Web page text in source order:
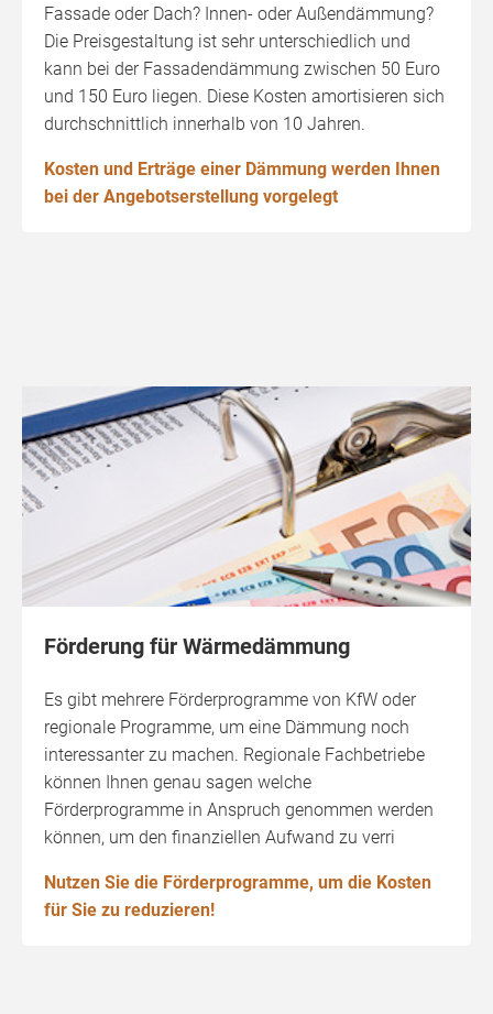
Fassade oder Dach? Innen- oder Außendämmung?
Die Preisgestaltung ist sehr unterschiedlich und
kann bei der Fassadendämmung zwischen 50 Euro
und 150 Euro liegen. Diese Kosten amortisieren sich
durchschnittlich innerhalb von 10 Jahren.
Kosten und Erträge einer Dämmung werden Ihnen
bei der Angebotserstellung vorgelegt
Förderung für Wärmedämmung
Es gibt mehrere Förderprogramme von KfW oder
regionale Programme, um eine Dämmung noch
interessanter zu machen. Regionale Fachbetriebe
können Ihnen genau sagen welche
Förderprogramme in Anspruch genommen werden
können, um den finanziellen Aufwand zu verri
Nutzen Sie die Förderprogramme, um die Kosten
für Sie zu reduzieren!